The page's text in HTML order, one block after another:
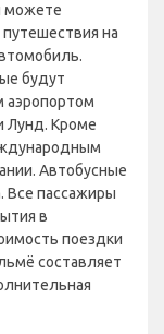
можете
на
будут
Лунд. Кроме
Автобусные
Все пассажиры
в
поездки
составляет